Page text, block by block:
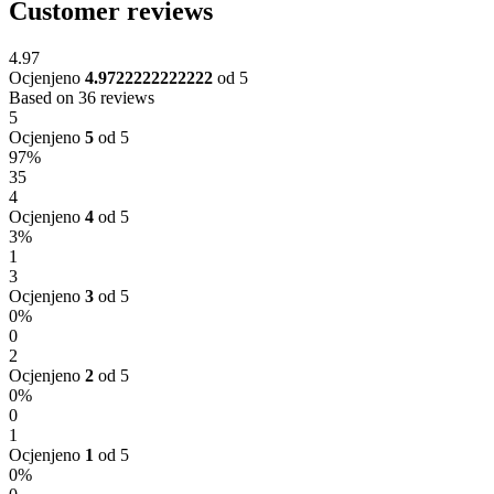
Customer reviews
4.97
Ocjenjeno 4.9722222222222 od 5
Based on 36 reviews
5
Ocjenjeno 5 od 5
97%
35
4
Ocjenjeno 4 od 5
3%
1
3
Ocjenjeno 3 od 5
0%
0
2
Ocjenjeno 2 od 5
0%
0
1
Ocjenjeno 1 od 5
0%